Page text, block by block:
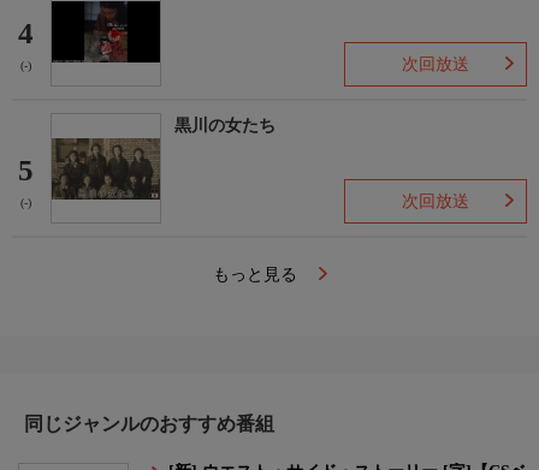
4
(-) 次回放送
5
(-)
黒川の女たち
次回放送
もっと見る
同じジャンルのおすすめ番組